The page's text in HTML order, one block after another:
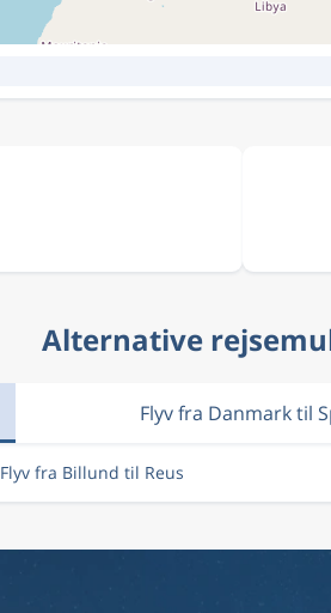
Alternative
Flyv fra Danmark til
Flyv fra Billund til Reus